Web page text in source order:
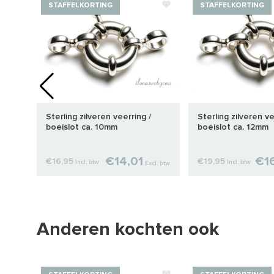
STAFFELKORTING
Sterling zilveren veerring /
boeislot ca. 10mm
€16,95 Incl. btw €14,01 Excl. btw
STAFFELKORTING
Sterling zilveren
boeislot ca. 12mm
€19,95 Incl. btw
Anderen kochten ook